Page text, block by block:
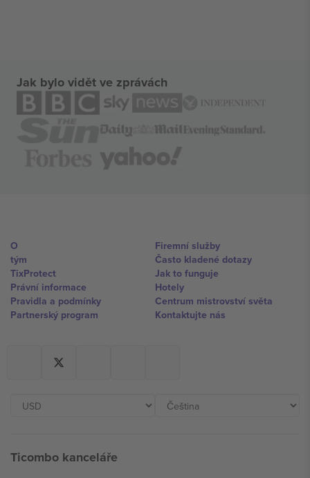
Jak bylo vidět ve zprávách
O
tým
TixProtect
Právní informace
Pravidla a podmínky
Partnerský program
Firemní služby
Často kladené dotazy
Jak to funguje
Hotely
Centrum mistrovství světa
Kontaktujte nás
Ticombo kanceláře